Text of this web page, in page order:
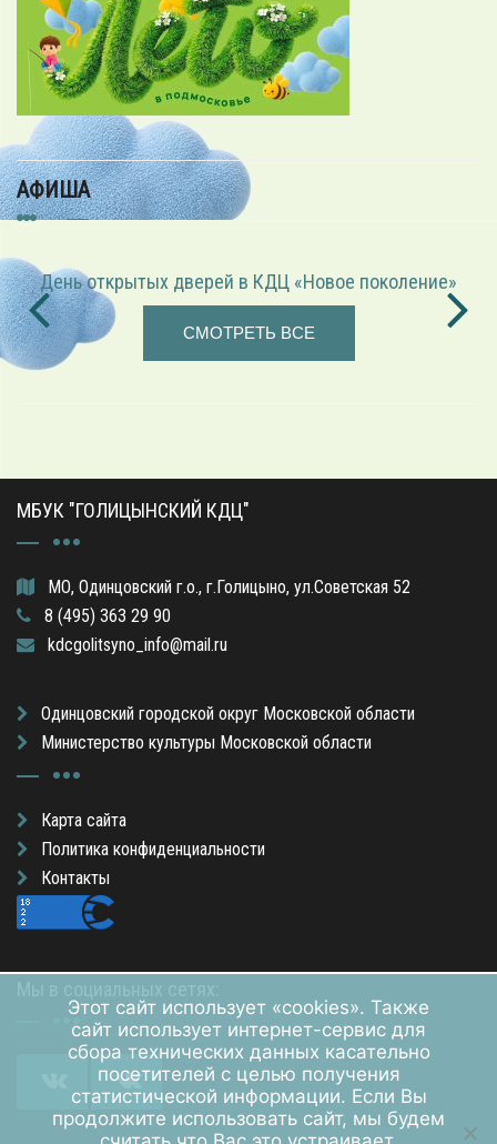
АФИША
День открытых дверей в КДЦ «Новое поколение»
СМОТРЕТЬ ВСЕ
МБУК "ГОЛИЦЫНСКИЙ КДЦ"
МО, Одинцовский г.о., г.Голицыно, ул.Советская 52
8 (495) 363 29 90
kdcgolitsyno_info@mail.ru
Одинцовский городской округ Московской области
Министерство культуры Московской области
Карта сайта
Политика конфиденциальности
Контакты
Этот сайт использует «cookies». Также
сайт использует интернет-сервис для
сбора технических данных касательно
посетителей с целью получения
статистической информации. Если Вы
продолжите использовать сайт, мы будем